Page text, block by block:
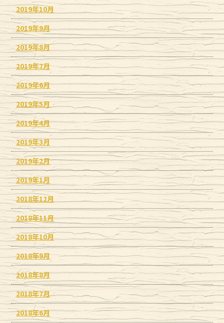
2019年10月
2019年9月
2019年8月
2019年7月
2019年6月
2019年5月
2019年4月
2019年3月
2019年2月
2019年1月
2018年12月
2018年11月
2018年10月
2018年9月
2018年8月
2018年7月
2018年6月